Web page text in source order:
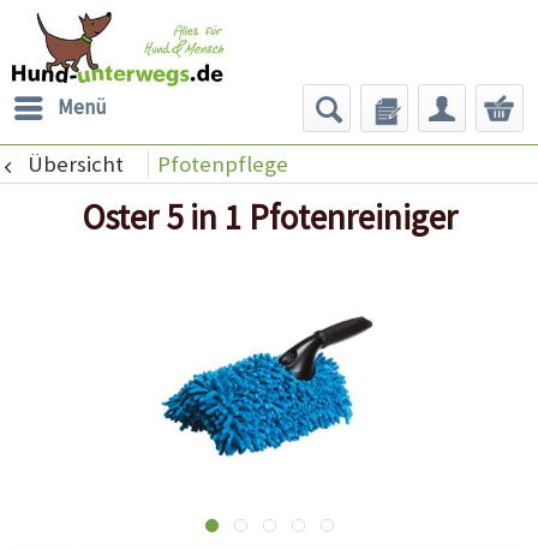
Menü
Übersicht Pfotenpflege
Oster 5 in 1 Pfotenreiniger